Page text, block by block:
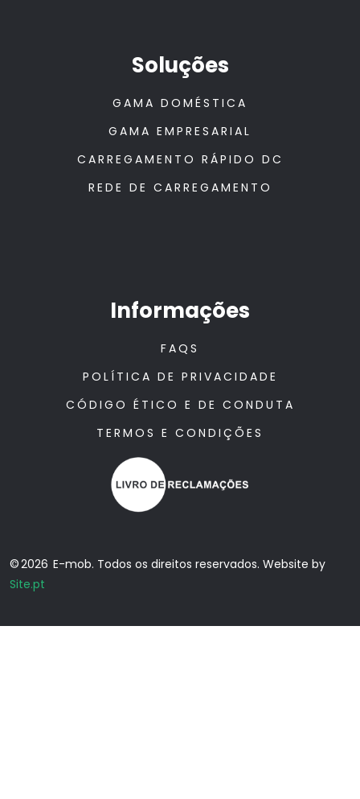
Soluções
GAMA DOMÉSTICA
GAMA EMPRESARIAL
CARREGAMENTO RÁPIDO DC
REDE DE CARREGAMENTO
Informações
FAQS
POLÍTICA DE PRIVACIDADE
CÓDIGO ÉTICO E DE CONDUTA
TERMOS E CONDIÇÕES
© 2026 E-mob. Todos os direitos reservados. Website by
Site.pt